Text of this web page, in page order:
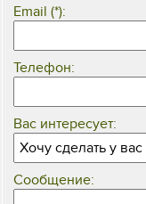
Email (*):
Телефон:
Вас интересует:
Сообщение: